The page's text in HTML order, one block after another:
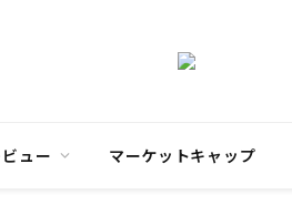
ュー マーケットキャップ